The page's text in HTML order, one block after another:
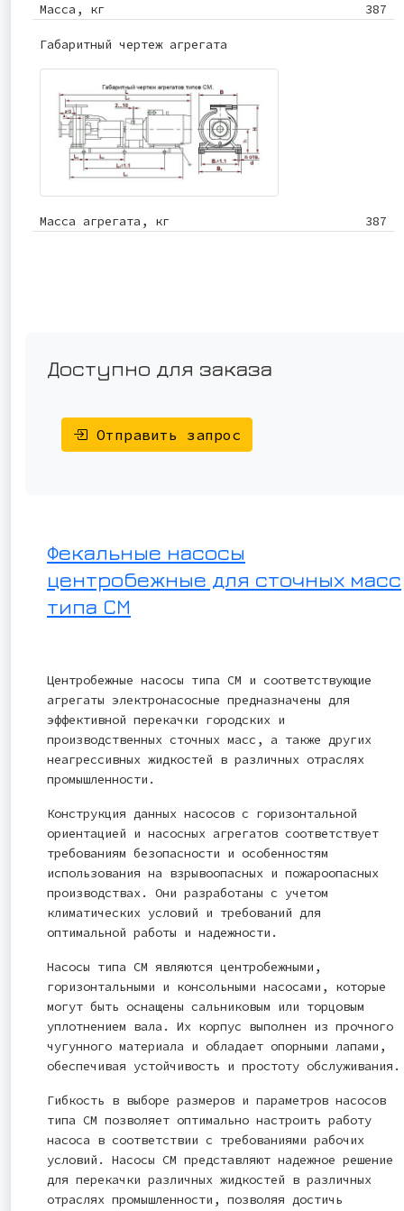
Масса, кг
387
Габаритный чертеж агрегата
Масса агрегата, кг 387
Доступно для заказа
Отправить запрос
Фекальные насосы
центробежные для сточных масс
типа СМ
Центробежные насосы типа СМ и соответствующие
агрегаты электронасосные предназначены для
эффективной перекачки городских и
производственных сточных масс, а также других
неагрессивных жидкостей в различных отраслях
промышленности.
Конструкция данных насосов с горизонтальной
ориентацией и насосных агрегатов соответствует
требованиям безопасности и особенностям
использования на взрывоопасных и пожароопасных
производствах. Они разработаны с учетом
климатических условий и требований для
оптимальной работы и надежности.
Насосы типа СМ являются центробежными,
горизонтальными и консольными насосами, которые
могут быть оснащены сальниковым или торцовым
уплотнением вала. Их корпус выполнен из прочного
чугунного материала и обладает опорными лапами,
обеспечивая устойчивость и простоту обслуживания.
Гибкость в выборе размеров и параметров насосов
типа СМ позволяет оптимально настроить работу
насоса в соответствии с требованиями рабочих
условий. Насосы СМ представляют надежное решение
для перекачки различных жидкостей в различных
отраслях промышленности, позволяя достичь